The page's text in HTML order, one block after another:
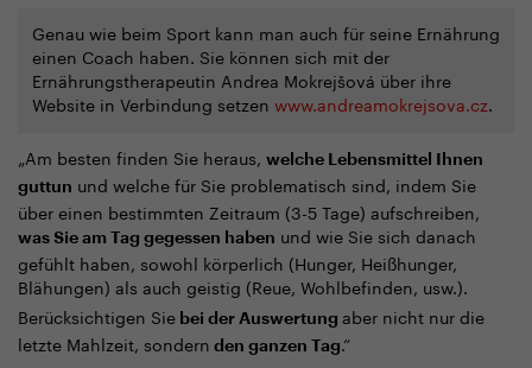
Genau wie beim Sport kann man auch für seine Ernährung
einen Coach haben. Sie können sich mit der
Ernährungstherapeutin Andrea Mokrejšová über ihre
Website in Verbindung setzen www.andreamokrejsova.cz.
„Am besten finden Sie heraus, welche Lebensmittel Ihnen
guttun und welche für Sie problematisch sind, indem Sie
über einen bestimmten Zeitraum (3-5 Tage) aufschreiben,
was Sie am Tag gegessen haben und wie Sie sich danach
gefühlt haben, sowohl körperlich (Hunger, Heißhunger,
Blähungen) als auch geistig (Reue, Wohlbefinden, usw.).
Berücksichtigen Sie bei der Auswertung aber nicht nur die
letzte Mahlzeit, sondern den ganzen Tag.“